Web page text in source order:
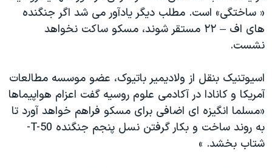
« ساختگی» است. مطلب دیگر یادآور می شد اگر جنگنده
های اف – ۲۲ مستقر شوند، مسکو ساکت نخواهد
نشست.
اسیوتنیک بنقل از ولادیمیر باتیوک، عضو موسسه مطالعات
آمریکا و کانادا در آکادمی علوم روسیه گفت اعزام هواپیماها
«مسلما انگیزه ای اضافی برای مسکو فراهم خواهد آورد تا
به روند ساخت و بکار گرفتن نسل پنجم جنگنده T-50-
شتاب بخشد. »